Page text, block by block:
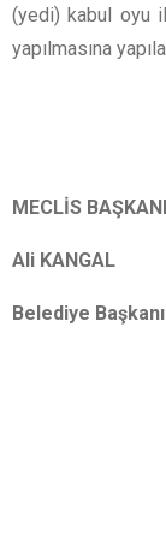
(yedi) kabul oyu
yapılmasına
MECLİS
Ali
Belediye